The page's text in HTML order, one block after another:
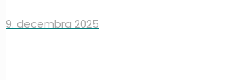
9. decembra 2025